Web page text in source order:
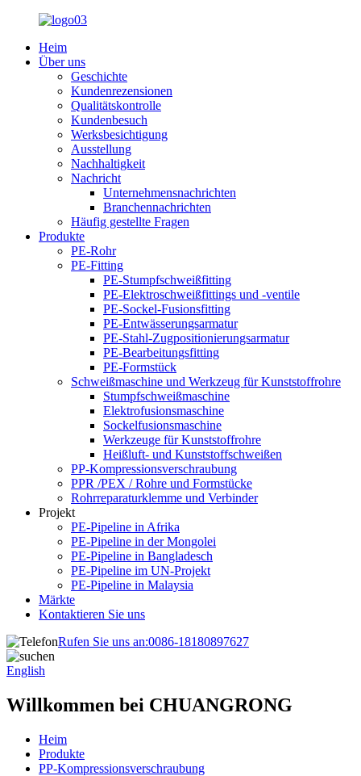
Heim
Über uns
Geschichte
Kundenrezensionen
Qualitätskontrolle
Kundenbesuch
Werksbesichtigung
Ausstellung
Nachhaltigkeit
Nachricht
Unternehmensnachrichten
Branchennachrichten
Häufig gestellte Fragen
Produkte
PE-Rohr
PE-Fitting
PE-Stumpfschweißfitting
PE-Elektroschweißfittings und -ventile
PE-Sockel-Fusionsfitting
PE-Entwässerungsarmatur
PE-Stahl-Zugpositionierungsarmatur
PE-Bearbeitungsfitting
PE-Formstück
Schweißmaschine und Werkzeug für Kunststoffrohre
Stumpfschweißmaschine
Elektrofusionsmaschine
Sockelfusionsmaschine
Werkzeuge für Kunststoffrohre
Heißluft- und Kunststoffschweißen
PP-Kompressionsverschraubung
PPR /PEX / Rohre und Formstücke
Rohrreparaturklemme und Verbinder
Projekt
PE-Pipeline in Afrika
PE-Pipeline in der Mongolei
PE-Pipeline in Bangladesch
PE-Pipeline im UN-Projekt
PE-Pipeline in Malaysia
Märkte
Kontaktieren Sie uns
Rufen Sie uns an:0086-18180897627
English
Willkommen bei CHUANGRONG
Heim
Produkte
PP-Kompressionsverschraubung